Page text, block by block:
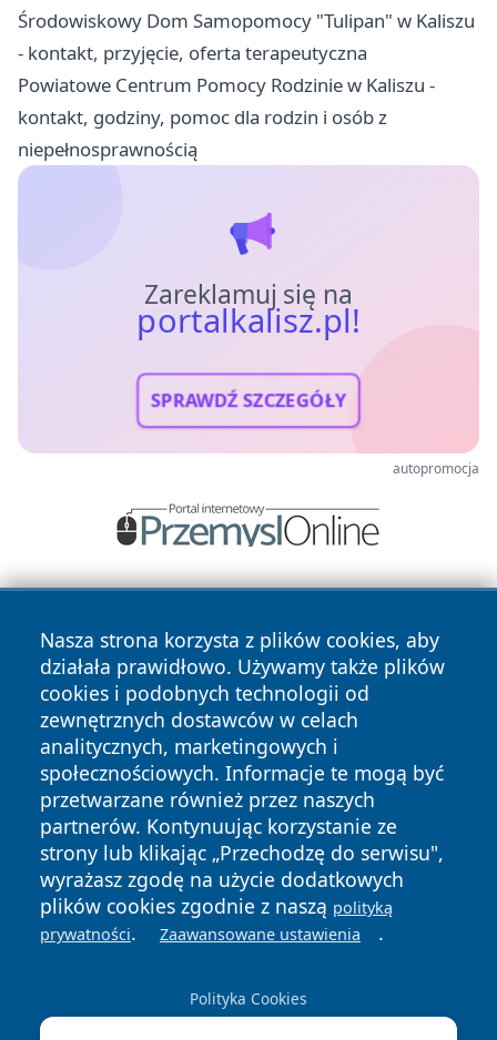
Środowiskowy Dom Samopomocy "Tulipan" w Kaliszu
- kontakt, przyjęcie, oferta terapeutyczna
Powiatowe Centrum Pomocy Rodzinie w Kaliszu -
kontakt, godziny, pomoc dla rodzin i osób z
niepełnosprawnością
Zareklamuj się na
portalkalisz.pl!
SPRAWDŹ SZCZEGÓŁY
autopromocja
Nasza strona korzysta z plików cookies, aby
działała prawidłowo. Używamy także plików
cookies i podobnych technologii od
zewnętrznych dostawców w celach
analitycznych, marketingowych i
społecznościowych. Informacje te mogą być
przetwarzane również przez naszych
partnerów. Kontynuując korzystanie ze
strony lub klikając „Przechodzę do serwisu",
wyrażasz zgodę na użycie dodatkowych
plików cookies zgodnie z naszą polityką
prywatności. Zaawansowane ustawienia .
Polityka Cookies
Copyright © 2026 portalkalisz.pl Wszystkie prawa
zastrzeżone.
News Autorzy
Polityka
Prywatności
Polityka
Cookies